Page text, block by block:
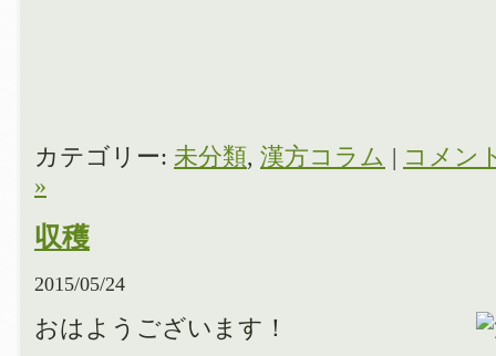
カテゴリー: 未分類, 漢方コラム
コメン
»
収穫
2015/05/24
おはようございます！